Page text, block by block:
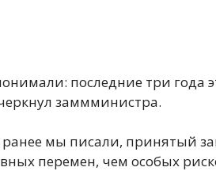
последние три года
заммминистра.
мы писали, принятый
перемен, чем особых